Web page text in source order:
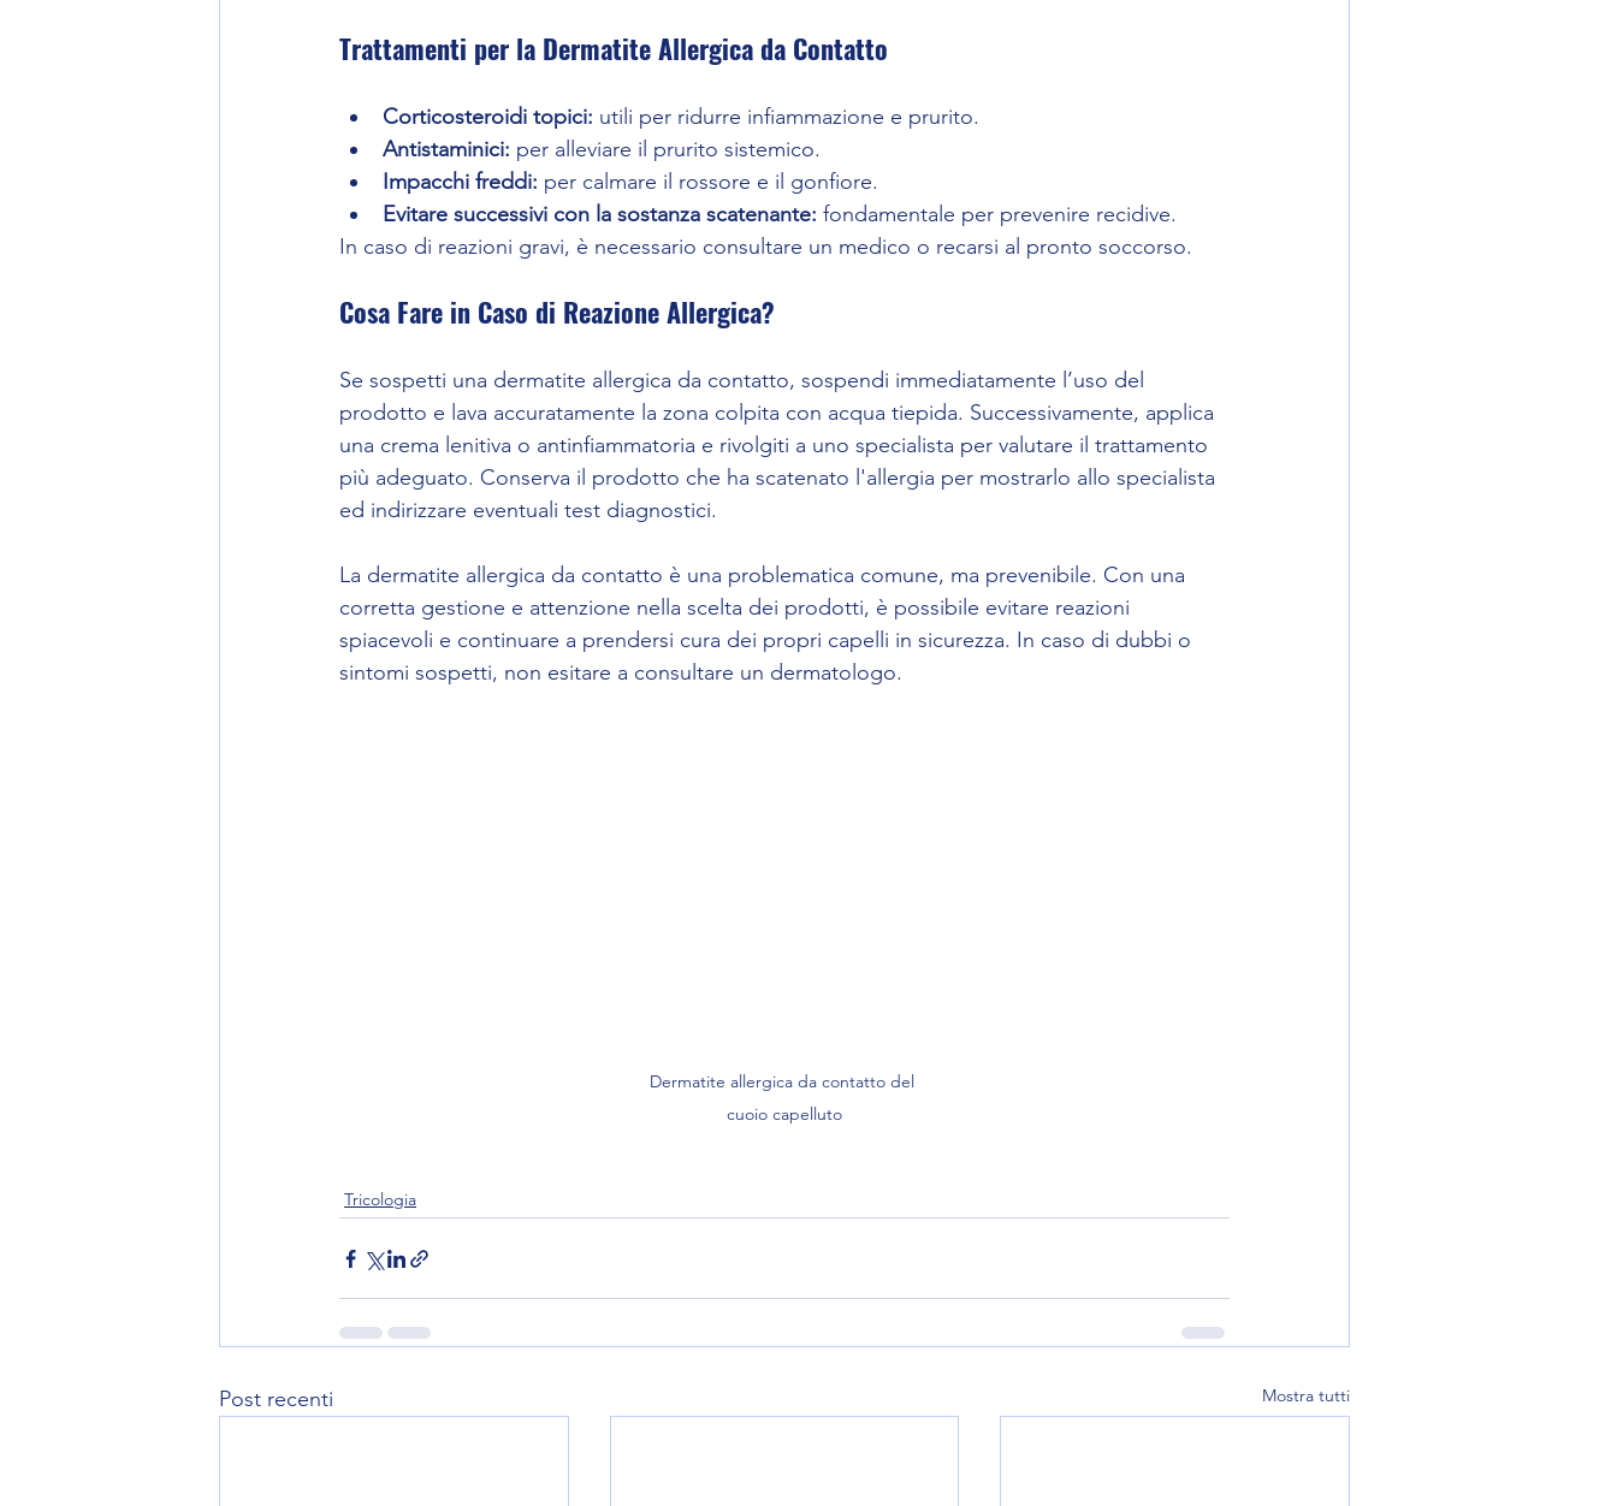
Trattamenti per la Dermatite Allergica da Contatto
Corticosteroidi topici: utili per ridurre infiammazione e prurito.
Antistaminici: per alleviare il prurito sistemico.
Impacchi freddi: per calmare il rossore e il gonfiore.
Evitare successivi con la sostanza scatenante: fondamentale per prevenire recidive.
In caso di reazioni gravi, è necessario consultare un medico o recarsi al pronto soccorso.
Cosa Fare in Caso di Reazione Allergica?
Se sospetti una dermatite allergica da contatto, sospendi immediatamente l’uso del
prodotto e lava accuratamente la zona colpita con acqua tiepida. Successivamente, applica
una crema lenitiva o antinfiammatoria e rivolgiti a uno specialista per valutare il trattamento
più adeguato. Conserva il prodotto che ha scatenato l'allergia per mostrarlo allo specialista
ed indirizzare eventuali test diagnostici.
La dermatite allergica da contatto è una problematica comune, ma prevenibile. Con una
corretta gestione e attenzione nella scelta dei prodotti, è possibile evitare reazioni
spiacevoli e continuare a prendersi cura dei propri capelli in sicurezza. In caso di dubbi o
sintomi sospetti, non esitare a consultare un dermatologo.
Dermatite allergica da contatto del
cuoio capelluto
Tricologia
Post recenti Mostra tutti